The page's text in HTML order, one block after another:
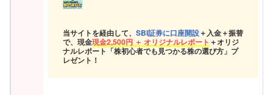
当サイトを経由して、 SBI証券に口座開設＋入金＋振替
で、現金現金2,500円 ＋ オリジナルレポート ＋オリジ
ナルレポート「株初心者でも見つかる株の選び方」プ
レゼント！